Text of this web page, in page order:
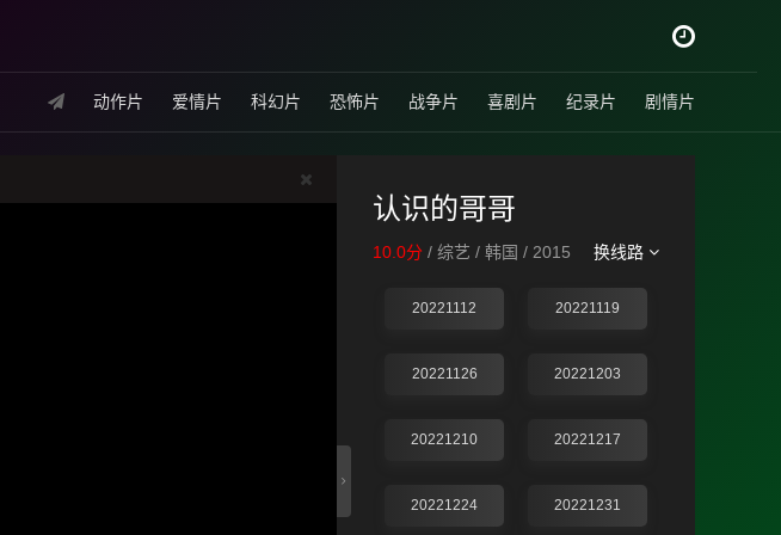
动作片 爱情片 科幻片 恐怖片 战争片 喜剧片 纪录片 剧情片
认识的哥哥
换线路
10.0分 / 综艺 / 韩国 / 2015
20221112 20221119
20221126 20221203
20221210 20221217
20221224 20221231